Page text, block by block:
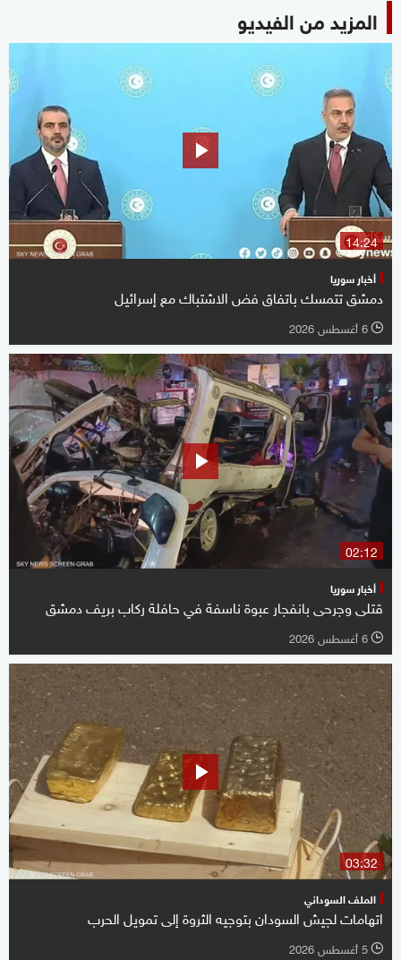
المزيد من الفيديو
14:24
أخبار سوريا
دمشق تتمسك باتفاق فض الاشتباك مع إسرائيل
l 6 أغسطس 2026
02:12
أخبار سوريا
قتلى وجرحى بانفجار عبوة ناسفة في حافلة ركاب بريف دمشق
l 6 أغسطس 2026
03:32
الملف السوداني
اتهامات لجيش السودان بتوجيه الثروة إلى تمويل الحرب
l 5 أغسطس 2026